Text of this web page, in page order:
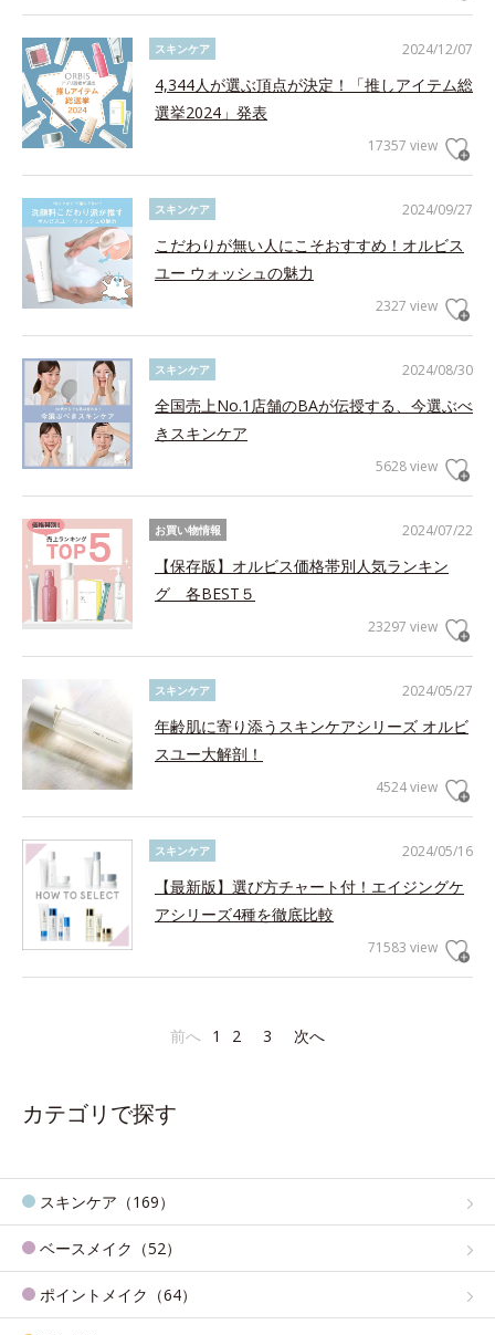
2024/12/07
スキンケア
4,344人が選ぶ頂点が決定！「推しアイテム総
選挙2024」発表
17357 view
2024/09/27
スキンケア
こだわりが無い人にこそおすすめ！オルビス
ユー ウォッシュの魅力
2327 view
2024/08/30
スキンケア
全国売上No.1店舗のBAが伝授する、今選ぶべ
きスキンケア
5628 view
2024/07/22
お買い物情報
【保存版】オルビス価格帯別人気ランキン
グ 各BEST５
23297 view
2024/05/27
スキンケア
年齢肌に寄り添うスキンケアシリーズ オルビ
スユー大解剖！
4524 view
2024/05/16
スキンケア
【最新版】選び方チャート付！エイジングケ
アシリーズ4種を徹底比較
71583 view
前へ 1 2 3 次へ
カテゴリで探す
スキンケア（169）
ベースメイク（52）
ポイントメイク（64）